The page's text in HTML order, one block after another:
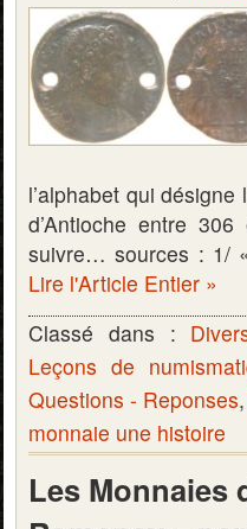
l’alphabet qui
d’Antioche entre
suivre… sources : 1/
Lire l'Article Entier »
Classé dans :
Leçons de
Questions - Reponses,
monnaie une histoire
Les Monnaies